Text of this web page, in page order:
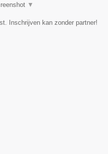
▼
Inschrijven kan zonder partner!